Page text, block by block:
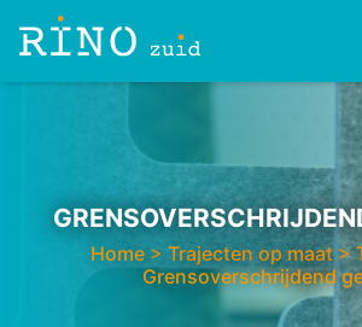
Home> Trajecten op maat>
Grensoverschrijdend